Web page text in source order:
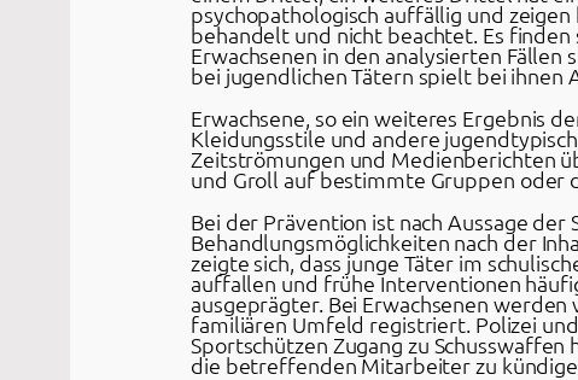
psychopathologisch auffällig und
behandelt und nicht beachtet. Es
Erwachsenen in den analysierten
bei jugendlichen Tätern spielt bei ihnen
Erwachsene, so ein weiteres Ergebnis
Kleidungsstile und andere
Zeitströmungen und Medienberichten
und Groll auf bestimmte Gruppen oder
Bei der Prävention ist nach Aussage
Behandlungsmöglichkeiten nach der
zeigte sich, dass junge Täter im
auffallen und frühe Interventionen
ausgeprägter. Bei Erwachsenen
familiären Umfeld registriert. Polizei
Sportschützen Zugang zu
die betreffenden Mitarbeiter zu